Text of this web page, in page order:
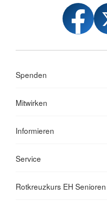
Spenden
Mitwirken
Informieren
Service
Rotkreuzkurs EH Senioren